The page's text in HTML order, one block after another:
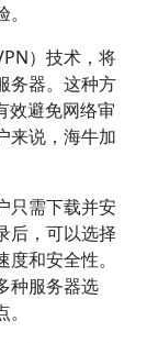
）技术，将
务器。这种方
效避免网络审
来说，海牛加
只需下载并安
后，可以选择
和安全性。
种服务器选